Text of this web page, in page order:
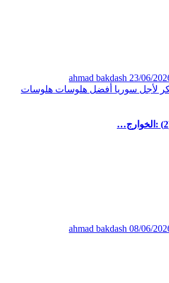
ahmad bakdash 23/06/
لأجل سوريا أفضل هلوسات هلوسات
ahmad bakdash 08/06/